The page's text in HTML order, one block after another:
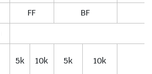
FF
BF
5k 10k 5k 10k